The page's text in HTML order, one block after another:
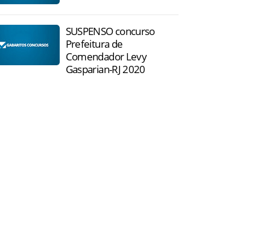
SUSPENSO concurso
Prefeitura de
Comendador Levy
Gasparian-RJ 2020